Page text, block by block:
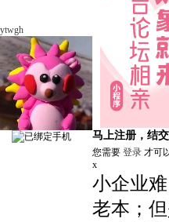
ytwgh
马上注册，结
您需要 登录 才可
x
小企业
老本；